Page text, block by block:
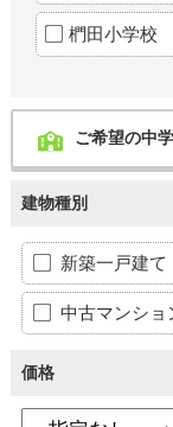
椚田小学校
ご希望の中
建物種別
新築一戸建て
中古マンショ
価格